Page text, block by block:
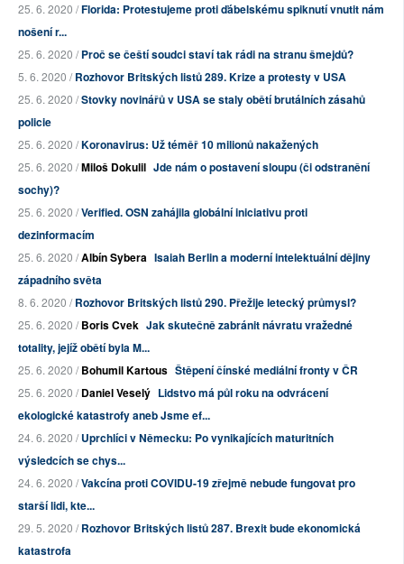
25. 6. 2020 /Florida: Protestujeme proti ďábelskému spiknutí vnutit nám
nošení r...
25. 6. 2020 /Proč se čeští soudci staví tak rádi na stranu šmejdů?
5. 6. 2020 /Rozhovor Britských listů 289. Krize a protesty v USA
25. 6. 2020 /Stovky novinářů v USA se staly obětí brutálních zásahů
policie
25. 6. 2020 /Koronavirus: Už téměř 10 milionů nakažených
25. 6. 2020 /Miloš Dokulil Jde nám o postavení sloupu (či odstranění
sochy)?
25. 6. 2020 /Verified. OSN zahájila globální iniciativu proti
dezinformacím
25. 6. 2020 /Albín Sybera Isaiah Berlin a moderní intelektuální dějiny
západního světa
8. 6. 2020 /Rozhovor Britských listů 290. Přežije letecký průmysl?
25. 6. 2020 /Boris Cvek Jak skutečně zabránit návratu vražedné
totality, jejíž obětí byla M...
25. 6. 2020 /Bohumil Kartous Štěpení čínské mediální fronty v ČR
25. 6. 2020 /Daniel Veselý Lidstvo má půl roku na odvrácení
ekologické katastrofy aneb Jsme ef...
24. 6. 2020 /Uprchlíci v Německu: Po vynikajících maturitních
výsledcích se chys...
24. 6. 2020 /Vakcína proti COVIDU-19 zřejmě nebude fungovat pro
starší lidi, kte...
29. 5. 2020 /Rozhovor Britských listů 287. Brexit bude ekonomická
katastrofa